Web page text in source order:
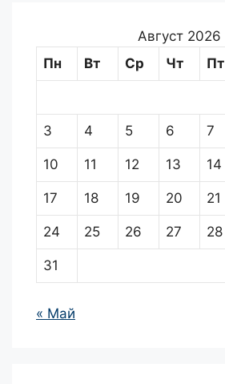
Август 2026
Пн
Вт Ср Чт Пт
3 4 5 6 7
10 11 12 13 14
17 18 19 20 21
24 25 26 27 28
31
« Май